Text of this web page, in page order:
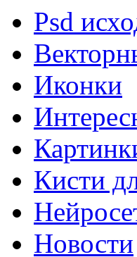
Psd
Иконки
Кисти
Новости